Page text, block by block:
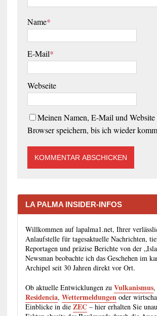
Name*
E-Mail*
Webseite
Meinen Namen, E-Mail und Website
Browser speichern, bis ich wieder
LA PALMA INSIDER-INFOS
Willkommen auf lapalma1.net, Ihrer
Anlaufstelle für tagesaktuelle Nachrichten,
Reportagen und präzise Berichte von der
Newsman beobachte ich das Geschehen im
Archipel seit 30 Jahren direkt vor Ort.
Ob aktuelle Entwicklungen zu Vulkanismus,
Residencia, Wettermeldungenoder
Einblicke in die ZEC– hier erhalten Sie